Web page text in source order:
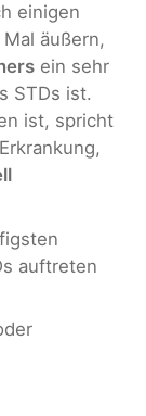
einigen
äußern,
ein sehr
STDs ist.
ist, spricht
auftreten